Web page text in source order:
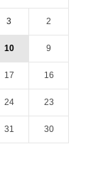
2
3
9
10
16
17
23
24
30
31